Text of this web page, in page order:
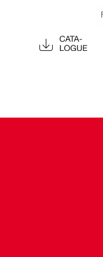
Catalogue
2022